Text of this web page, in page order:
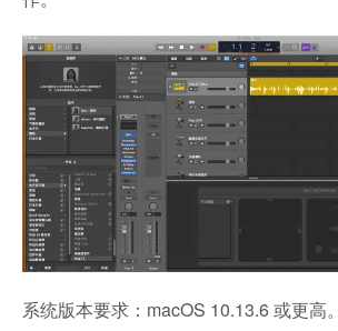
系统版本要求：macOS 10.13.6 或更高。